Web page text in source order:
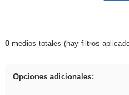
Resultados de:
0medios totales (hay filtros
Opciones adicionales: